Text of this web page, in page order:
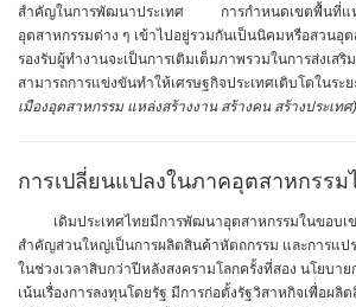
สำคัญในการพัฒนาประเทศ การกำหนดเขตพื้นที่
อุตสาหกรรมต่าง ๆ เข้าไปอยู่รวมกันเป็นนิคมหรือสวนอุ
รองรับผู้ทำงานจะเป็นการเติมเต็มภาพรวมในการส่
สามารถการแข่งขันทำให้เศรษฐกิจประเทศเติบโตในร
เมืองอุตสาหกรรม แหล่งสร้างงาน สร้างคน สร้างประเทศ)
การเปลี่ยนแปลงในภาคอุตสาหกรรม
เดิมประเทศไทยมีการพัฒนาอุตสาหกรรมในขอบเข
สำคัญส่วนใหญ่เป็นการผลิตสินค้าหัตถกรรม และการแป
ในช่วงเวลาสิบกว่าปีหลังสงครามโลกครั้งที่สอง นโยบา
เน้นเรื่องการลงทุนโดยรัฐ มีการก่อตั้งรัฐวิสาหกิจเพื่อผลิ